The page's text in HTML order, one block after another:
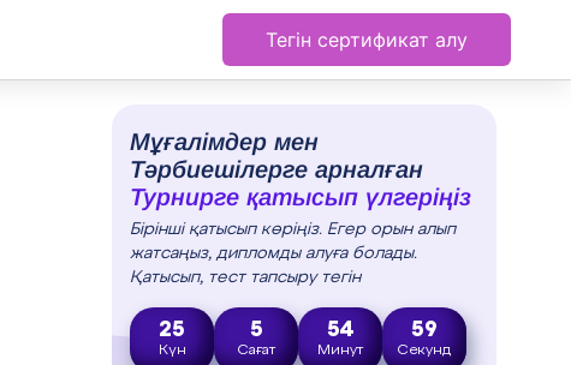
Тегін сертификат алу
Мұғалімдер мен
Тәрбиешілерге арналған
Турнирге қатысып үлгеріңіз
Бірінші қатысып көріңіз. Егер орын алып
жатсаңыз, дипломды алуға болады.
Қатысып, тест тапсыру тегін
25
Күн
5
Сағат
54
Минут
58
Секунд